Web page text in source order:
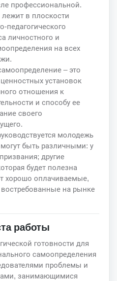
профессиональной.
в плоскости
педагогического
личностного и
на всех
– это
установок
отношения к
и способу ее
своего
молодежь
быть различными: у
другие
будет полезна
хорошо оплачиваемые,
на рынке
работы
готовности для
самоопределения
проблемы и
занимающимися